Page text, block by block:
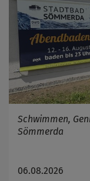
Schwimmen,
Sömmerda
06.08.2026